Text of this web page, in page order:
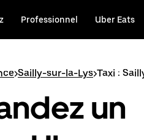
Professionnel Uber Eats
>Sailly-sur-la-Lys>Taxi :
un